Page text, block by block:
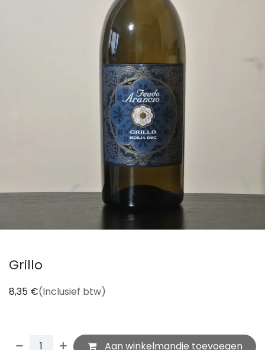
Grillo
8,35 €(Inclusief btw)
Aan winkelmandje toevoegen